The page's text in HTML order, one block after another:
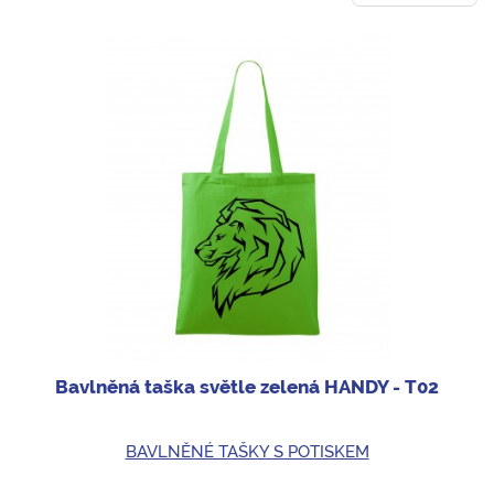
Bavlněná taška světle zelená HANDY - T02
BAVLNĚNÉ TAŠKY S POTISKEM